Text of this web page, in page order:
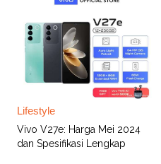
Lifestyle
Vivo V27e: Harga Mei 2024
dan Spesifikasi Lengkap